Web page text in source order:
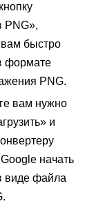
PNG»,
вам быстро
формате
PNG.
вам нужно
и
начать
виде файла